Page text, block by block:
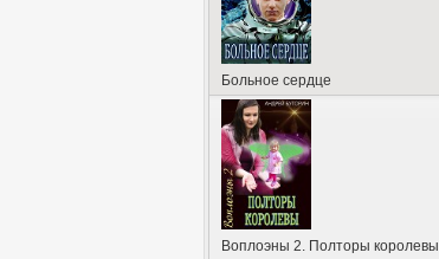
Больное сердце
Воплоэны 2. Полторы королевы